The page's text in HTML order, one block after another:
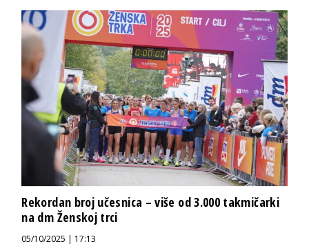
Rekordan broj učesnica – više od 3.000 takmičarki
na dm Ženskoj trci
05/10/2025 | 17:13